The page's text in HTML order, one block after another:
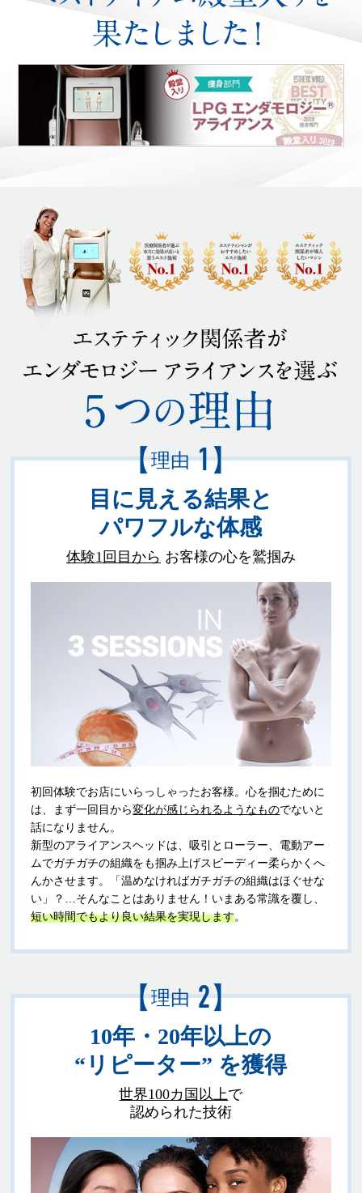
【理由 1】
目に見える結果と
パワフルな体感
体験1回目から お客様の心を鷲掴み
初回体験でお店にいらっしゃったお客様。心を掴むために
は、まず一回目から変化が感じられるようなものでないと
話になりません。
新型のアライアンスヘッドは、吸引とローラー、電動アー
ムでガチガチの組織をも掴み上げスピーディー柔らかくへ
んかさせます。「温めなければガチガチの組織はほぐせな
い」？…そんなことはありません！いまある常識を覆し、
短い時間でもより良い結果を実現します。
【理由 2】
10年・20年以上の
“リピーター” を獲得
世界100カ国以上で
認められた技術